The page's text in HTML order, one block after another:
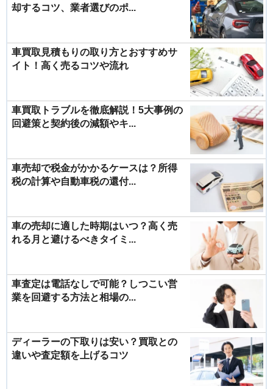
却するコツ、業者選びのポ...
車買取見積もりの取り方とおすすめサ
イト！高く売るコツや流れ
車買取トラブルを徹底解説！5大事例の
回避策と契約後の減額やキ...
車売却で税金がかかるケースは？所得
税の計算や自動車税の還付...
車の売却に適した時期はいつ？高く売
れる月と避けるべきタイミ...
車査定は電話なしで可能？しつこい営
業を回避する方法と相場の...
ディーラーの下取りは安い？買取との
違いや査定額を上げるコツ